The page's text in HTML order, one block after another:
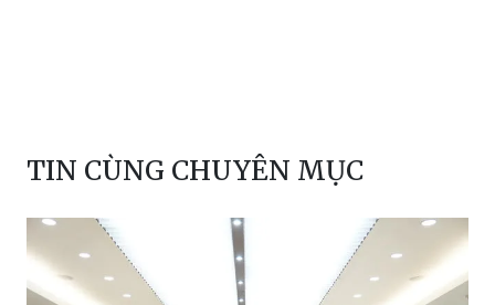
TIN CÙNG CHUYÊN MỤC